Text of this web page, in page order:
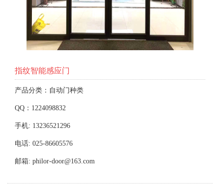
指纹智能感应门
产品分类：自动门种类
QQ：1224098832
手机: 13236521296
电话: 025-86605576
邮箱: philor-door@163.com